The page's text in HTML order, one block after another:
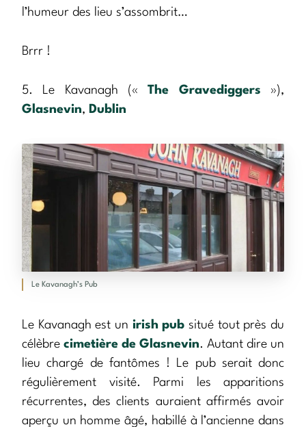
l’humeur des lieu s’assombrit…
Brrr !
5. Le Kavanagh («The Gravediggers »),
Glasnevin, Dublin
Le Kavanagh’s Pub
Le Kavanagh est un irish pub situé tout près du
célèbre cimetière de Glasnevin. Autant dire un
lieu chargé de fantômes ! Le pub serait donc
régulièrement visité. Parmi les apparitions
récurrentes, des clients auraient affirmés avoir
aperçu un homme âgé, habillé à l’ancienne dans